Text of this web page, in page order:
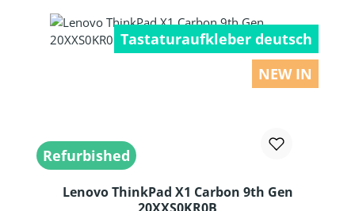
Tastaturaufkleber deutsch
NEW IN
Refurbished
Lenovo ThinkPad X1 Carbon 9th Gen